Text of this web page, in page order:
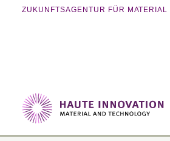
ZUKUNFTSAGENTUR FÜR
Home Events
Materials4Future